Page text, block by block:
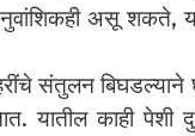
असू शकते,
संतुलन
यातील काही पेशी